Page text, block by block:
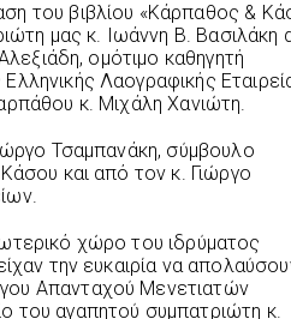
του βιβλίου «Κάρπαθος &
μας κ. Ιωάννη Β. Βασιλάκη
ομότιμο καθηγητή
Λαογραφικής
κ. Μιχάλη Χανιώτη.
Τσαμπανάκη, σύμβουλο
και από τον κ. Γιώργο
χώρο του ιδρύματος
την ευκαιρία να
Απανταχού Μενετιατών
του αγαπητού συμπατριώτη κ.